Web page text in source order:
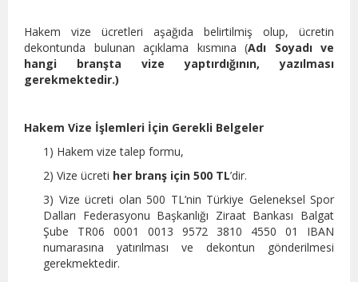
Hakem vize ücretleri aşağıda belirtilmiş olup, ücretin
dekontunda bulunan açıklama kısmına (Adı Soyadı ve
hangi branşta vize yaptırdığının, yazılması
gerekmektedir.)
Hakem Vize İşlemleri İçin Gerekli Belgeler
1) Hakem vize talep formu,
2) Vize ücreti her branş için 500 TL’dir.
3) Vize ücreti olan 500 TL’nin Türkiye Geleneksel Spor
Dalları Federasyonu Başkanlığı Ziraat Bankası Balgat
Şube TR06 0001 0013 9572 3810 4550 01 IBAN
numarasına yatırılması ve dekontun gönderilmesi
gerekmektedir.